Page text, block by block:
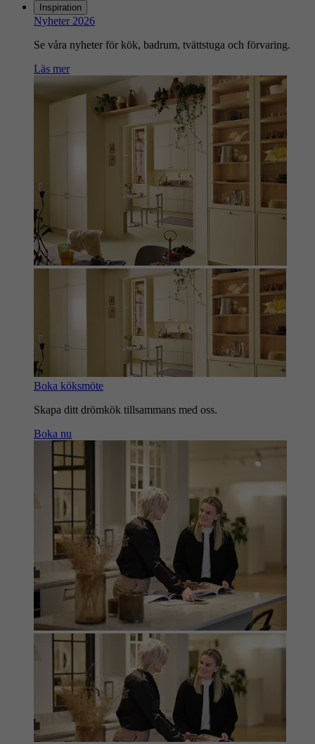
Inspiration
Nyheter 2026
Se våra nyheter för kök, badrum, tvättstuga och förvaring.
Läs mer
Boka köksmöte
Skapa ditt drömkök tillsammans med oss.
Boka nu